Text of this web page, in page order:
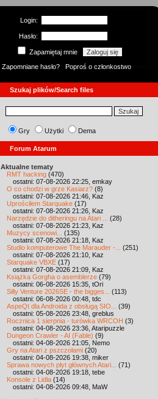
Login:
Hasło:
Zapamiętaj mnie
Zapomniane hasło?
Poproś o członkostwo
Szukaj plików/Search files
Gry Użytki Dema
Forum Atarum
Aktualne tematy
RMT hacking (470)
ostatni: 07-08-2026 22:25, emkay
O co chodzi w grze Kasiarz? (8)
ostatni: 07-08-2026 21:46, Kaz
Uprościłem Starquake (17)
ostatni: 07-08-2026 21:26, Kaz
Narzędzie do ditheringu na Atari ...
(28)
ostatni: 07-08-2026 21:23, Kaz
Muzycy scenowi...
(135)
ostatni: 07-08-2026 21:18, Kaz
Studio komputerowe The Marauder -...
(251)
ostatni: 07-08-2026 21:10, Kaz
Starquake VBXE (17)
ostatni: 07-08-2026 21:09, Kaz
Książka Gorgha o asemblerze (79)
ostatni: 06-08-2026 15:35, tOri
Silly Venture 2026SE - the bigges...
(113)
ostatni: 06-08-2026 00:48, tdc
AspeQt dla Androida z obsługą SIO...
(39)
ostatni: 05-08-2026 23:48, greblus
Rocznica 1 sierpnia - turówka WRCOH (3)
ostatni: 04-08-2026 23:36, Ataripuzzle
Dungeon Crawler - AI (Fable) (9)
ostatni: 04-08-2026 21:05, Nemo
Gry na Atari z pszczołami (20)
ostatni: 04-08-2026 19:38, miker
Sprawa nowych płyt głównych Atari...
(71)
ostatni: 04-08-2026 19:18, tebe
Konsole z Lidla (14)
ostatni: 04-08-2026 09:48, MaW